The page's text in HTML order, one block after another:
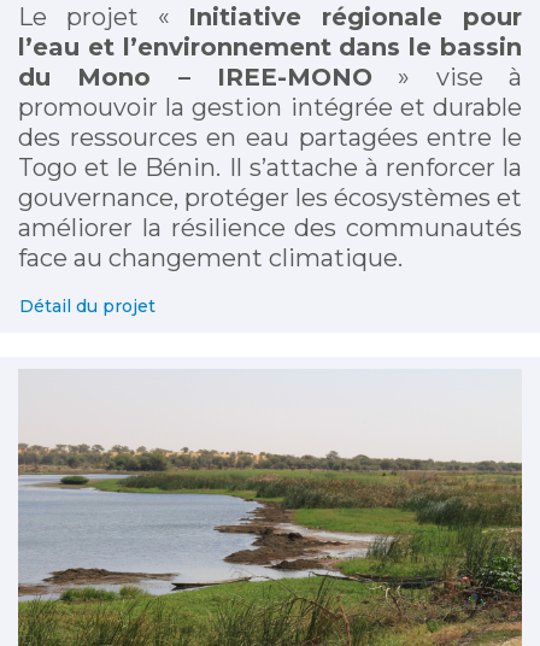
Le projet « Initiative régionale pour
l’eau et l’environnement dans le bassin
du Mono – IREE-MONO » vise à
promouvoir la gestion intégrée et durable
des ressources en eau partagées entre le
Togo et le Bénin. Il s’attache à renforcer la
gouvernance, protéger les écosystèmes et
améliorer la résilience des communautés
face au changement climatique.
Détail du projet